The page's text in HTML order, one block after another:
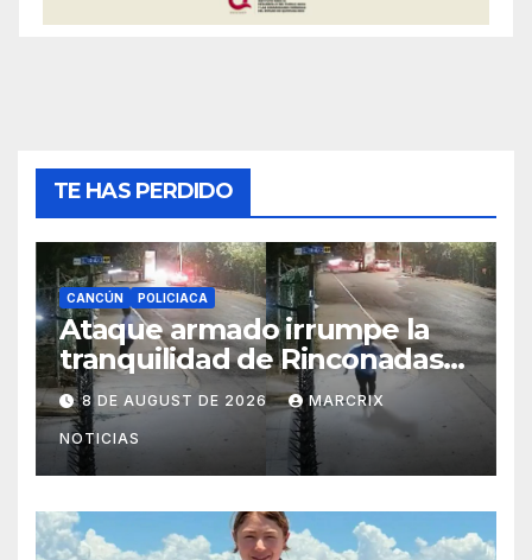
TE HAS PERDIDO
CANCÚN POLICIACA
Ataque armado irrumpe la
tranquilidad de Rinconadas
del Mar en Cancún
8 DE AUGUST DE 2026 MARCRIX
NOTICIAS